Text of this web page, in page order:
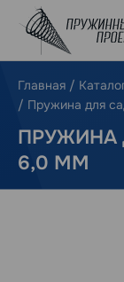
Главная /
/ Пружина для
ПРУЖИНА
6,0 ММ